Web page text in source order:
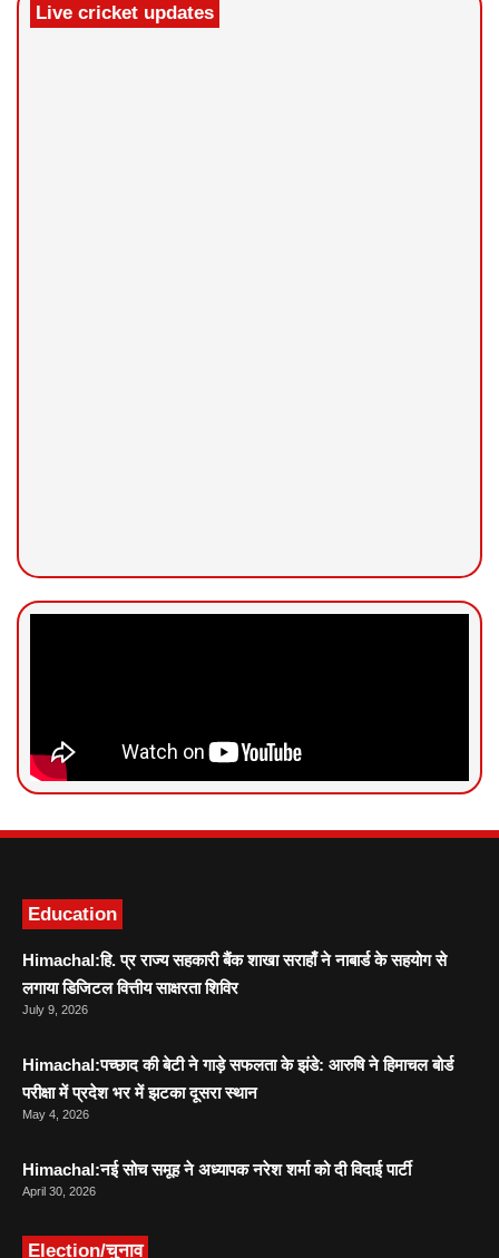
Live cricket updates
Education
Himachal:हि. प्र राज्य सहकारी बैंक शाखा सराहाँ ने नाबार्ड के सहयोग से
लगाया डिजिटल वित्तीय साक्षरता शिविर
July 9, 2026
Himachal:पच्छाद की बेटी ने गाड़े सफलता के झंडे: आरुषि ने हिमाचल बोर्ड
परीक्षा में प्रदेश भर में झटका दूसरा स्थान
May 4, 2026
Himachal:नई सोच समूह ने अध्यापक नरेश शर्मा को दी विदाई पार्टी
April 30, 2026
Election/चुनाव